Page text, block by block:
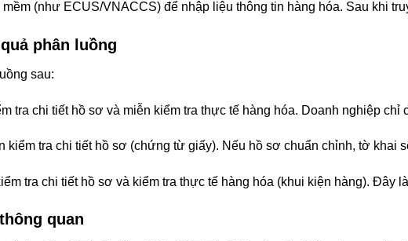
(như ECUS/VNACCS) để nhập liệu thông tin hàng hóa. Sau khi
phân luồng
sau:
tra chi tiết hồ sơ và miễn kiểm tra thực tế hàng hóa. Doanh nghiệp chỉ
kiểm tra chi tiết hồ sơ (chứng từ giấy). Nếu hồ sơ chuẩn chỉnh, tờ khai
tra chi tiết hồ sơ và kiểm tra thực tế hàng hóa (khui kiện hàng). Đây
quan